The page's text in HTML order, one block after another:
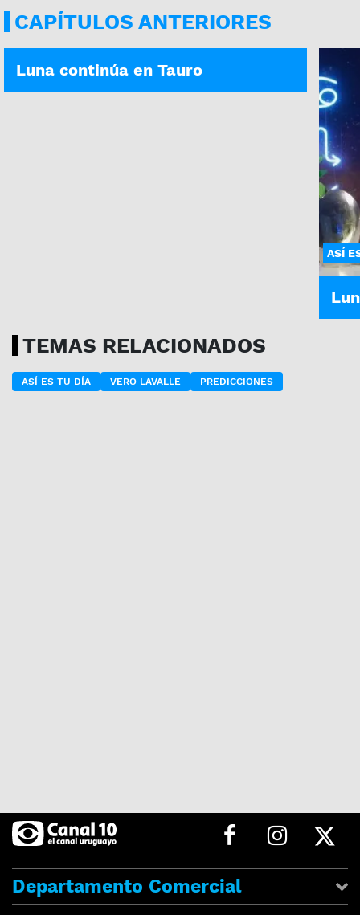
CAPÍTULOS ANTERIORES
ASÍ ES TU DÍA | 06-08-2026
Luna continúa en Tauro
ASÍ
TEMAS RELACIONADOS
ASÍ ES TU DÍA VERO LAVALLE PREDICCIONES
Departamento Comercial